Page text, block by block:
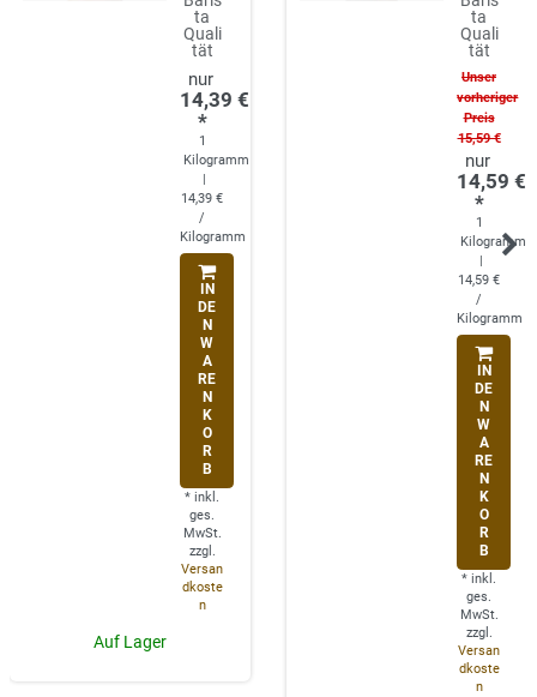
ta
Quali
tät
14,39 €
*
1
Kilogramm
14,39 €
/
Kilogramm
IN
DE
N
W
A
RE
N
K
O
R
B
* inkl.
ges.
MwSt.
zzgl.
Versan
dkoste
n
Auf Lager
ta
Quali
tät
Unser
vorheriger
Preis
15,59 €
14,59 €
*
1
Kilogramm
14,59 €
/
Kilogramm
IN
DE
N
W
A
RE
N
K
O
R
B
* inkl.
ges.
MwSt.
zzgl.
Versan
dkoste
n